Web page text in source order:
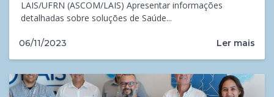
LAIS/UFRN (ASCOM/LAIS) Apresentar informações
detalhadas sobre soluções de Saúde...
06/11/2023 Ler mais